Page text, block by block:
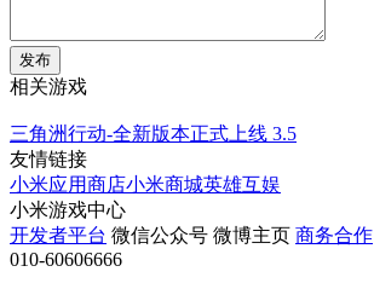
发布
相关游戏
三角洲行动-全新版本正式上线 3.5
友情链接
小米应用商店小米商城英雄互娱
小米游戏中心
开发者平台 微信公众号 微博主页 商务合作
010-60606666